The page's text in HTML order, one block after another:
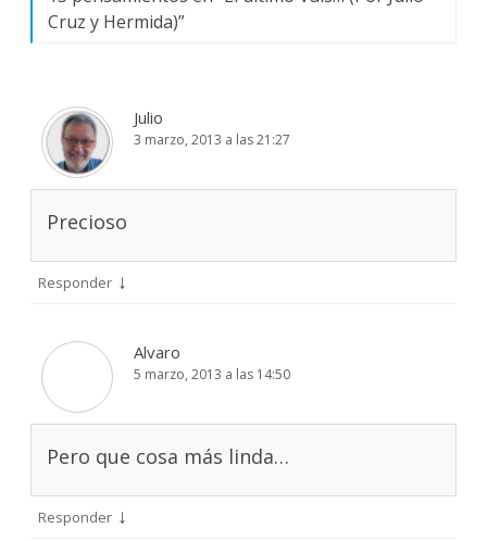
Cruz y Hermida)”
Julio
3 marzo, 2013 a las 21:27
Precioso
Responder ↓
Alvaro
5 marzo, 2013 a las 14:50
Pero que cosa más linda…
Responder ↓